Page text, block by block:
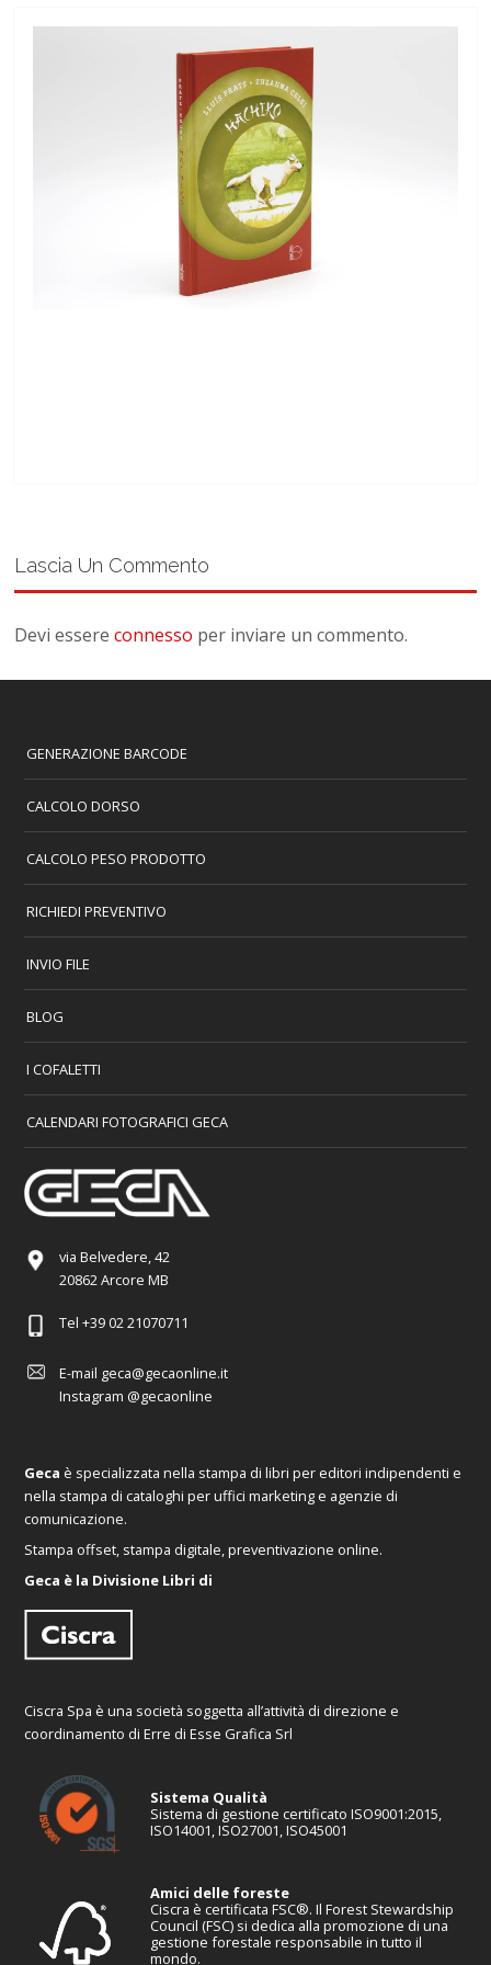
Lascia Un Commento
Devi essereconnesso per inviare un commento.
GENERAZIONE BARCODE
CALCOLO DORSO
CALCOLO PESO PRODOTTO
RICHIEDI PREVENTIVO
INVIO FILE
BLOG
I COFALETTI
CALENDARI FOTOGRAFICI GECA
via Belvedere, 42
20862 Arcore MB
Tel +39 02 21070711
E-mail geca@gecaonline.it
Instagram @gecaonline
Geca è specializzata nella stampa di libri per editori indipendenti e
nella stampa di cataloghi per uffici marketing e agenzie di
comunicazione.
Stampa offset, stampa digitale, preventivazione online.
Geca è la Divisione Libri di
Ciscra Spa è una società soggetta all’attività di direzione e
coordinamento di Erre di Esse Grafica Srl
Sistema Qualità
Sistema di gestione certificato ISO9001:2015,
ISO14001, ISO27001, ISO45001
Amici delle foreste
Ciscra è certificata FSC®. Il Forest Stewardship
Council (FSC) si dedica alla promozione di una
gestione forestale responsabile in tutto il
mondo.